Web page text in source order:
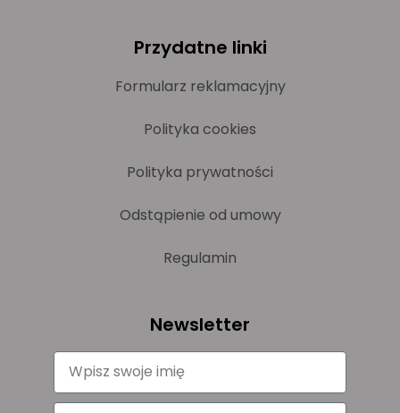
Przydatne linki
Formularz reklamacyjny
Polityka cookies
Polityka prywatności
Odstąpienie od umowy
Regulamin
Newsletter